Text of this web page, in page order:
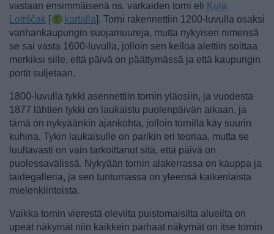
vastaan ensimmäisenä ns. varkaiden torni eli Kula
Lotrščak [ kartalla]. Torni rakennettiin 1200-luvulla osaksi
vanhankaupungin suojamuureja, mutta nykyisen nimensä
se sai vasta 1600-luvulla, jolloin sen kelloa alettiin soittaa
merkiksi sille, että päivä on päättymässä ja että kaupungin
portit suljetaan.
1800-luvulla tykki asennettiin tornin yläosiin, ja vuodesta
1877 lähtien tykki on laukaistu puolenpäivän aikaan, ja
tämä on nykyäänkin ajankohta, jolloin tornilla käy suurin
kuhina. Tykin laukaisulle on parikin eri teoriaa, mutta se
luultavasti on vain tarkoittanut sitä, että päivä on
puolessavälissä. Nykyään tornin alakerrassa on kauppa ja
taidegalleria, ja sen tuntumassa on yleensä kaikenlaista
mielenkiintoista.
Vaikka tornin vierestä olevilta puistomaisilta alueilta on
upeat näkymät niin kaikkein parhaat näkymät on itse tornin